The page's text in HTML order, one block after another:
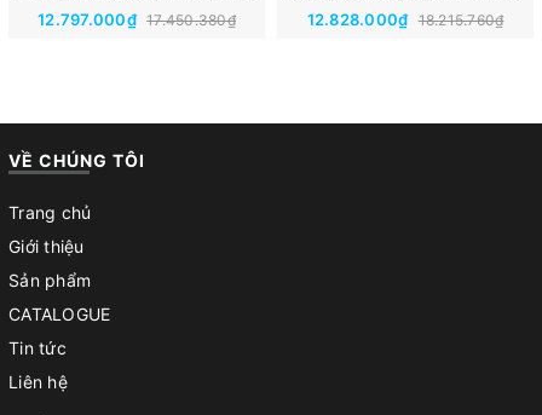
12.797.000₫ 17.450.380₫
12.828.000₫ 18.215.760₫
VỀ CHÚNG TÔI
Trang chủ
Giới thiệu
Sản phẩm
CATALOGUE
Tin tức
Liên hệ